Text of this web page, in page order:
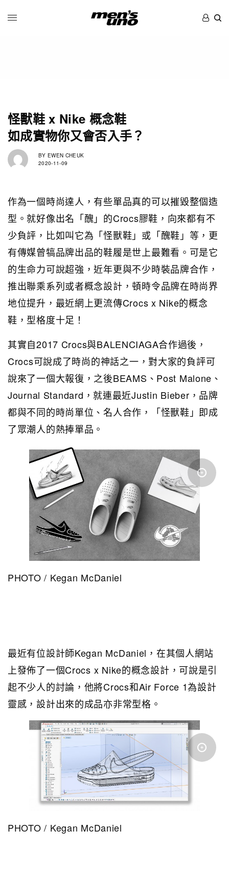
怪獸鞋 x Nike 概念鞋
如成實物你又會否入手？
BY EWEN CHEUK
2020-11-09
作為一個時尚達人，有些單品真的可以摧毀整個造
型。就好像出名「醜」的Crocs膠鞋，向來都有不
少負評，比如叫它為「怪獸鞋」或「醜鞋」等，更
有傳媒曾犒品牌出品的鞋履是世上最難看。可是它
的生命力可說超強，近年更與不少時裝品牌合作，
推出聯乘系列或者概念設計，頓時令品牌在時尚界
地位提升，最近網上更流傳Crocs x Nike的概念
鞋，型格度十足！
其實自2017 Crocs與BALENCIAGA合作過後，
Crocs可說成了時尚的神話之一，對大家的負評可
說來了一個大報復，之後BEAMS、Post Malone、
Journal Standard，就連最近Justin Bieber，品牌
都與不同的時尚單位、名人合作，「怪獸鞋」即成
了眾潮人的熱捧單品。
PHOTO / Kegan McDaniel
最近有位設計師Kegan McDaniel，在其個人網站
上發佈了一個Crocs x Nike的概念設計，可說是引
起不少人的討論，他將Crocs和Air Force 1為設計
靈感，設計出來的成品亦非常型格。
PHOTO / Kegan McDaniel